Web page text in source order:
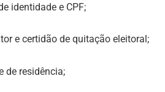
identidade e CPF;
e certidão de quitação eleitoral;
de residência;